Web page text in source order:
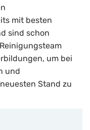
mit besten
sind schon
um bei
und
Stand zu